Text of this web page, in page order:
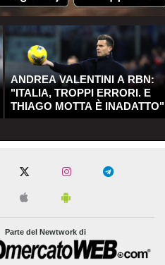
ANDREA VALENTINI A RBN:
"ITALIA, TROPPI ERRORI. E
THIAGO MOTTA È INADATTO"
Parte del Newtwork di